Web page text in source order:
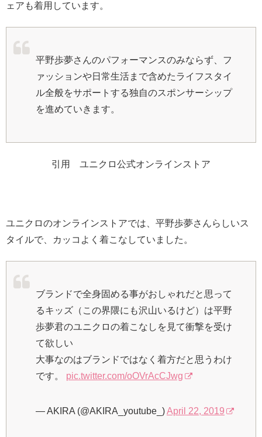
ェアも着用しています。
平野歩夢さんのパフォーマンスのみならず、フ
ァッションや日常生活まで含めたライフスタイ
ル全般をサポートする独自のスポンサーシップ
を進めていきます。
引用 ユニクロ公式オンラインストア
ユニクロのオンラインストアでは、平野歩夢さんらしいス
タイルで、カッコよく着こなしていました。
ブランドで全身固める事がおしゃれだと思って
るキッズ（この界隈にも沢山いるけど）は平野
歩夢君のユニクロの着こなしを見て衝撃を受け
て欲しい
大事なのはブランドではなく着方だと思うわけ
です。 pic.twitter.com/oOVrAcCJwg
— AKIRA (@AKIRA_youtube_)April 22, 2019